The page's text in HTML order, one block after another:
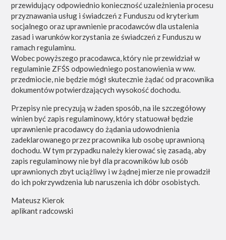
przewidujący odpowiednio konieczność uzależnienia procesu
przyznawania usług i świadczeń z Funduszu od kryterium
socjalnego oraz uprawnienie pracodawców dla ustalenia
zasad i warunków korzystania ze świadczeń z Funduszu w
ramach regulaminu.
Wobec powyższego pracodawca, który nie przewidział w
regulaminie ZFŚS odpowiedniego postanowienia w ww.
przedmiocie, nie będzie mógł skutecznie żądać od pracownika
dokumentów potwierdzających wysokość dochodu.
Przepisy nie precyzują w żaden sposób, na ile szczegółowy
winien być zapis regulaminowy, który statuował będzie
uprawnienie pracodawcy do żądania udowodnienia
zadeklarowanego przez pracownika lub osobę uprawnioną
dochodu. W tym przypadku należy kierować się zasadą, aby
zapis regulaminowy nie był dla pracowników lub osób
uprawnionych zbyt uciążliwy i w żądnej mierze nie prowadził
do ich pokrzywdzenia lub naruszenia ich dóbr osobistych.
Mateusz Kierok
aplikant radcowski